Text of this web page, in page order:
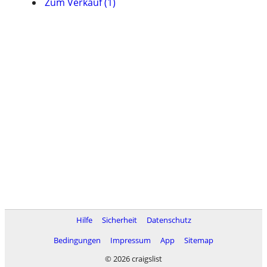
Hilfe Sicherheit
Datenschutz
Bedingungen
Impressum App
Sitemap
© 2026 craigslist